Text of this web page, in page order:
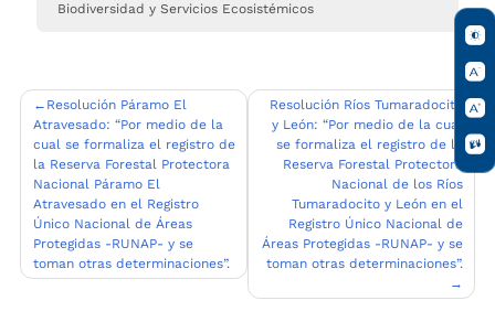
Biodiversidad y Servicios Ecosistémicos
Navegación
de
entradas
Resolución Páramo El
Atravesado: “Por medio de la
cual se formaliza el registro de
la Reserva Forestal Protectora
Nacional Páramo El
Atravesado en el Registro
Único Nacional de Áreas
Protegidas -RUNAP- y se
toman otras determinaciones”.
Resolución Ríos Tumaradocito
y León: “Por medio de la cual
se formaliza el registro de la
Reserva Forestal Protectora
Nacional de los Ríos
Tumaradocito y León en el
Registro Único Nacional de
Áreas Protegidas -RUNAP- y se
toman otras determinaciones”.